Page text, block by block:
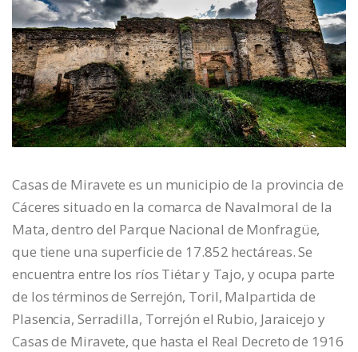
Casas de Miravete es un municipio de la provincia de
Cáceres situado en la comarca de Navalmoral de la
Mata, dentro del Parque Nacional de Monfragüe,
que tiene una superficie de 17.852 hectáreas. Se
encuentra entre los ríos Tiétar y Tajo, y ocupa parte
de los términos de Serrejón, Toril, Malpartida de
Plasencia, Serradilla, Torrejón el Rubio, Jaraicejo y
Casas de Miravete, que hasta el Real Decreto de 1916